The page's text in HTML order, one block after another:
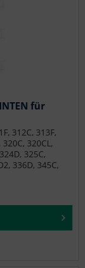
für
312C, 313F,
320CL,
325C,
336D, 345C,